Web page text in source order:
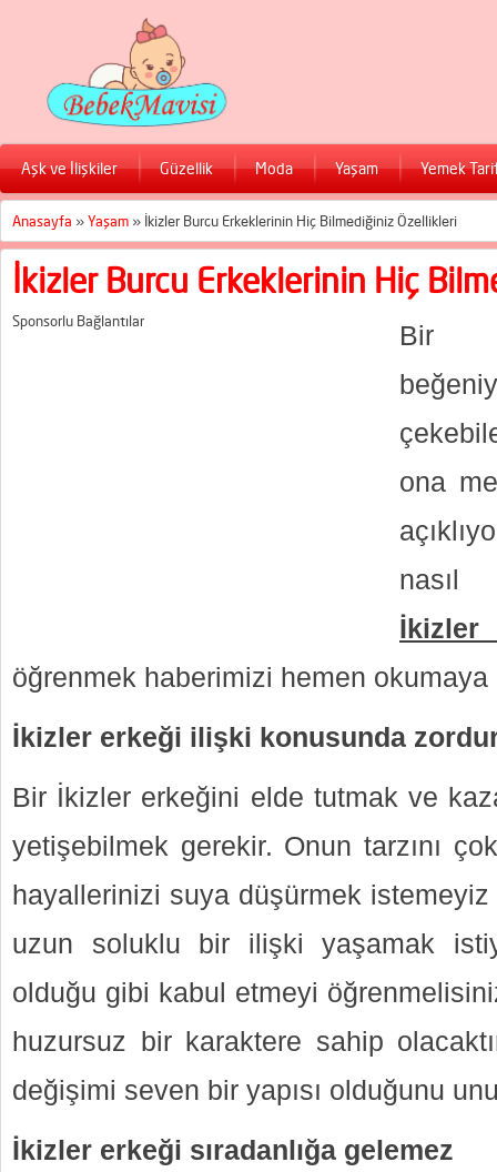
Aşk ve İlişkiler Güzellik Moda Yaşam Yemek
Anasayfa »Yaşam » İkizler Burcu Erkeklerinin Hiç Bilmediğiniz Özellikleri
İkizler Burcu Erkeklerinin Hiç
Sponsorlu Bağlantılar
Bir
ona
nasıl
öğrenmek haberimizi hemen okumaya
İkizler erkeği ilişki konusunda
Bir İkizler erkeğini elde tutmak ve
yetişebilmek gerekir. Onun tarzını
hayallerinizi suya düşürmek
uzun soluklu bir ilişki yaşamak
olduğu gibi kabul etmeyi
huzursuz bir karaktere sahip
değişimi seven bir yapısı olduğunu
İkizler erkeği sıradanlığa gelemez